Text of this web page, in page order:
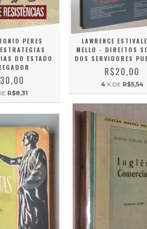
PERES
DO ESTADO
R$8,31
LAWRENCE
MELLO - DIREITOS
DOS SERVIDORES
R$20,00
4 X DE R$5,54